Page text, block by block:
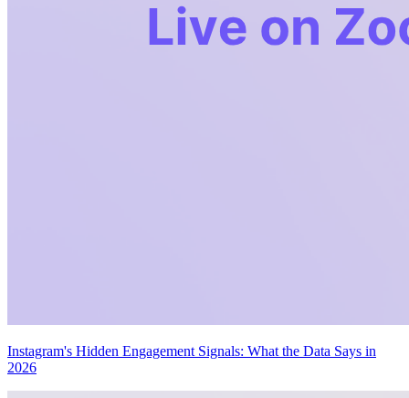
Instagram's Hidden Engagement Signals: What the Data Says in
2026